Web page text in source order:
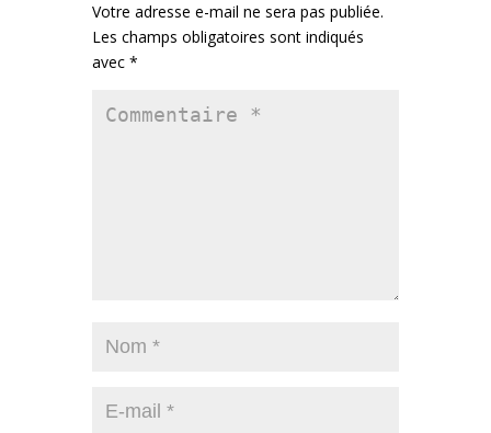
Votre adresse e-mail ne sera pas publiée.
Les champs obligatoires sont indiqués
avec *